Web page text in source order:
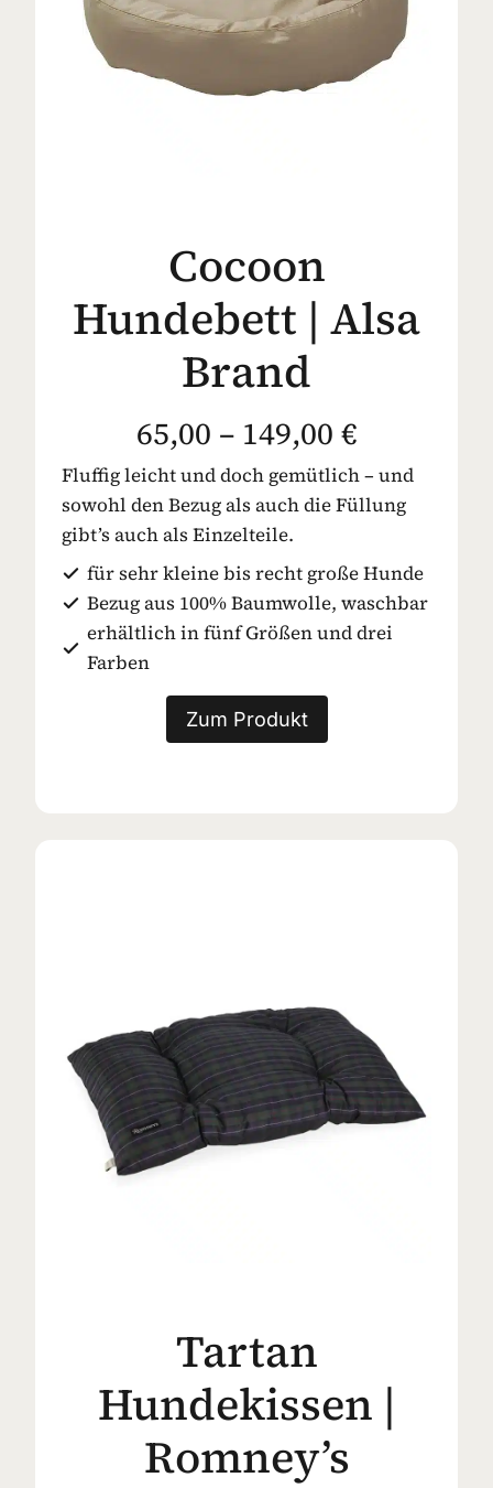
Cocoon
Hundebett | Alsa
Brand
65,00 – 149,00 €
Fluffig leicht und doch gemütlich – und
sowohl den Bezug als auch die Füllung
gibt’s auch als Einzelteile.
für sehr kleine bis recht große Hunde
Bezug aus 100% Baumwolle, waschbar
erhältlich in fünf Größen und drei
Farben
Zum Produkt
Tartan
Hundekissen |
Romney’s